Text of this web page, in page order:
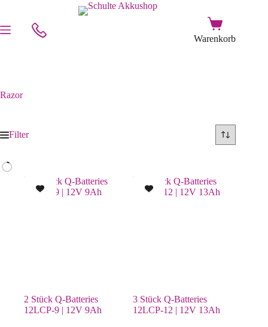
Razor
Filter
2 Stück Q-Batteries
12LCP-9 | 12V 9Ah
3 Stück Q-Batteries
12LCP-12 | 12V 13Ah